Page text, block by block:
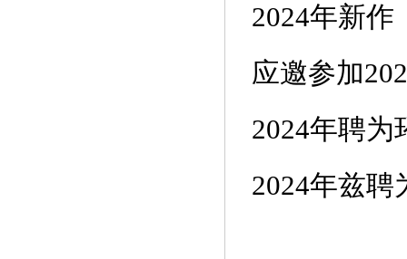
2024年新
应邀参加
2024年聘
2024年兹